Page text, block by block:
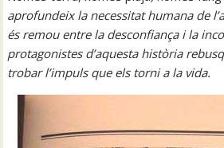
aprofundeix la necessitat humana de
és remou entre la desconfiança i la
protagonistes d’aquesta història
trobar l’impuls que els torni a la vida.